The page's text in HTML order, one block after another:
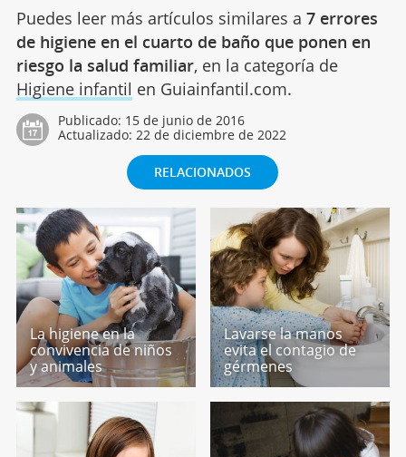
Puedes leer más artículos similares a 7 errores
de higiene en el cuarto de baño que ponen en
riesgo la salud familiar, en la categoría de
Higiene infantil en Guiainfantil.com.
Publicado: 15 de junio de 2016
Actualizado: 22 de diciembre de 2022
RELACIONADOS
La higiene en la
convivencia de niños
y animales
Lavarse la manos
evita el contagio de
gérmenes